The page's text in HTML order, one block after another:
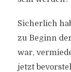
Sicherlich
zu Beginn
war,
jetzt